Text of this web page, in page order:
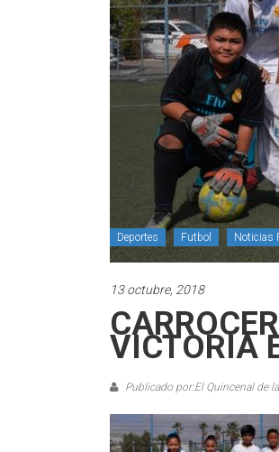
Deportes Futbol Noticias
13 octubre, 2018
VICTORIA
Publicado por:El Quincenal de